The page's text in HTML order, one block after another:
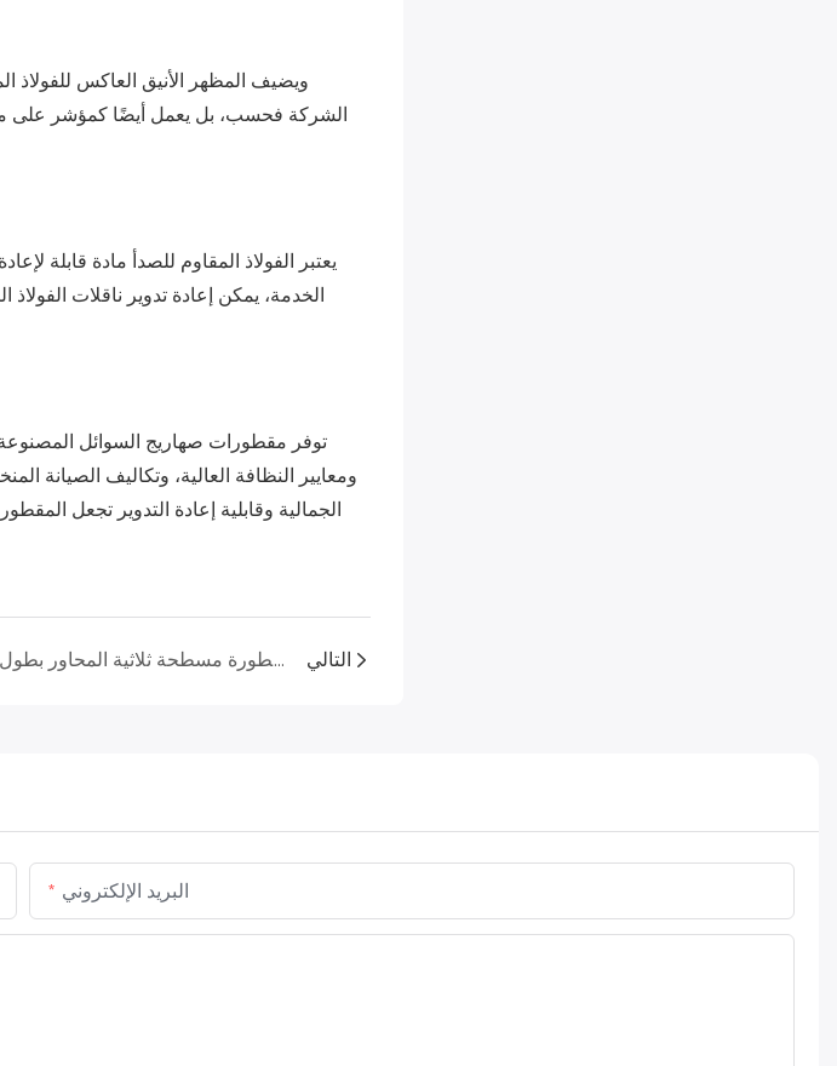
ويضيف المظهر الأنيق العاكس
الشركة فحسب، بل يعمل أيضًا كمؤشر على
الخدمة، يمكن إعادة تدوير ناقلات
توفر مقطورات صهاريج السوائل المصنوعة
ومعايير النظافة العالية، وتكاليف الصيانة
الجمالية وقابلية إعادة التدوير تجعل
شركة دونغشو للسيارات ترسل مقطورة مسطحة ثلاثية المحاور بطول 40 قدمًا إلى أوغندا التالي
البريد الإلكتروني